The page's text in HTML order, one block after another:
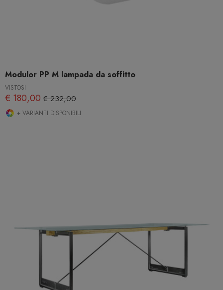
Modulor PP M lampada da soffitto
VISTOSI
€ 180,00 € 232,00
+ VARIANTI DISPONIBILI